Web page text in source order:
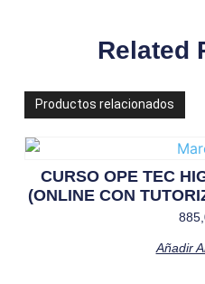
Related
Productos relacionados
CURSO OPE TEC
(ONLINE CON
Añadir